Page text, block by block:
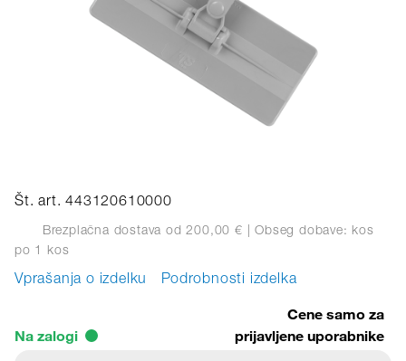
Št. art. 443120610000
Brezplačna dostava od 200,00 € | Obseg dobave: kos
po 1 kos
Vprašanja o izdelku Podrobnosti izdelka
Na zalogi
Cene samo za
prijavljene uporabnike